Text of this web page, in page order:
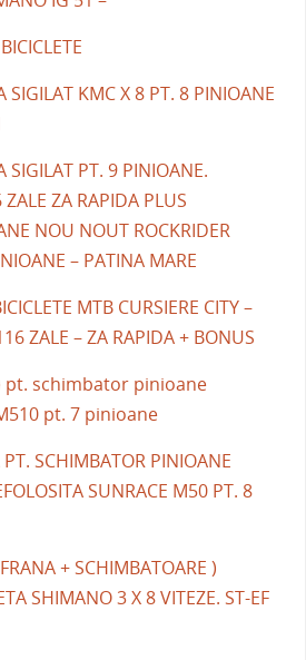
SIGILAT KMC X 8 PT. 8 PINIOANE
SIGILAT PT. 9 PINIOANE.
ZA RAPIDA PLUS
NOU NOUT ROCKRIDER
– PATINA MARE
MTB CURSIERE CITY –
ZALE – ZA RAPIDA + BONUS
pt. schimbator pinioane
pt. 7 pinioane
SCHIMBATOR PINIOANE
SUNRACE M50 PT. 8
+ SCHIMBATOARE )
SHIMANO 3 X 8 VITEZE. ST-EF